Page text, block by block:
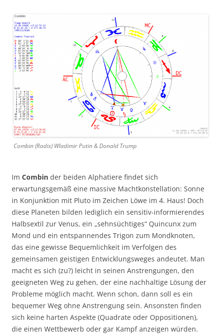
Combin (Radix) Wladimir Putin & Donald Trump
Im Combin der beiden Alphatiere findet sich
erwartungsgemäß eine massive Machtkonstellation: Sonne
in Konjunktion mit Pluto im Zeichen Löwe im 4. Haus! Doch
diese Planeten bilden lediglich ein sensitiv-informierendes
Halbsextil zur Venus, ein „sehnsüchtiges“ Quincunx zum
Mond und ein entspannendes Trigon zum Mondknoten,
das eine gewisse Bequemlichkeit im Verfolgen des
gemeinsamen geistigen Entwicklungsweges andeutet. Man
macht es sich (zu?) leicht in seinen Anstrengungen, den
geeigneten Weg zu gehen, der eine nachhaltige Lösung der
Probleme möglich macht. Wenn schon, dann soll es ein
bequemer Weg ohne Anstrengung sein. Ansonsten finden
sich keine harten Aspekte (Quadrate oder Oppositionen),
die einen Wettbewerb oder gar Kampf anzeigen würden.